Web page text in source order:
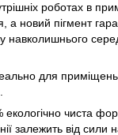
роботах в
а новий пігмент
навколишнього
для приміщень
екологічно чиста
залежить від сили